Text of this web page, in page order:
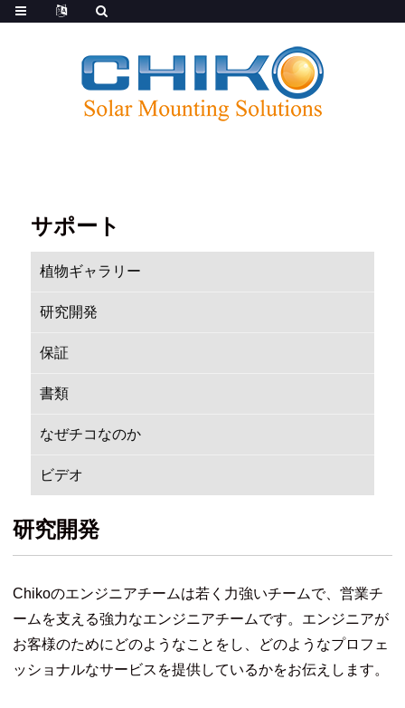
サポート
植物ギャラリー
研究開発
保証
書類
なぜチコなのか
ビデオ
研究開発
Chikoのエンジニアチームは若く力強いチームで、営業チ
ームを支える強力なエンジニアチームです。エンジニアが
お客様のためにどのようなことをし、どのようなプロフェ
ッショナルなサービスを提供しているかをお伝えします。